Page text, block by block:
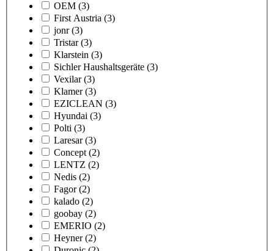
OEM (3)
First Austria (3)
jonr (3)
Tristar (3)
Klarstein (3)
Sichler Haushaltsgeräte (3)
Vexilar (3)
Klamer (3)
EZICLEAN (3)
Hyundai (3)
Polti (3)
Laresar (3)
Concept (2)
LENTZ (2)
Nedis (2)
Fagor (2)
kalado (2)
goobay (2)
EMERIO (2)
Heyner (2)